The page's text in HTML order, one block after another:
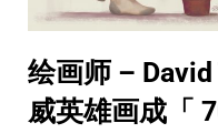
绘画师 –
威英雄画成「